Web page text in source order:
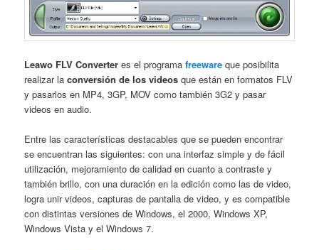
Leawo FLV Converter es el programafreeware que posibilita
realizar laconversión de los videos que están en formatos FLV
y pasarlos en MP4, 3GP, MOV como también 3G2 y pasar
videos en audio.
Entre las características destacables que se pueden encontrar
se encuentran las siguientes: con una interfaz simple y de fácil
utilización, mejoramiento de calidad en cuanto a contraste y
también brillo, con una duración en la edición como las de video,
logra unir videos, capturas de pantalla de video, y es compatible
con distintas versiones de Windows, el 2000, Windows XP,
Windows Vista y el Windows 7.